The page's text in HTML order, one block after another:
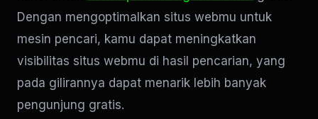
Dengan mengoptimalkan situs webmu untuk
mesin pencari, kamu dapat meningkatkan
visibilitas situs webmu di hasil pencarian, yang
pada gilirannya dapat menarik lebih banyak
pengunjung gratis.